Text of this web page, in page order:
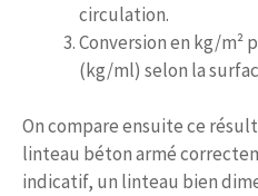
circulation.
Conversion en kg/m²
(kg/ml) selon la
On compare ensuite ce
linteau béton armé
indicatif, un linteau bien